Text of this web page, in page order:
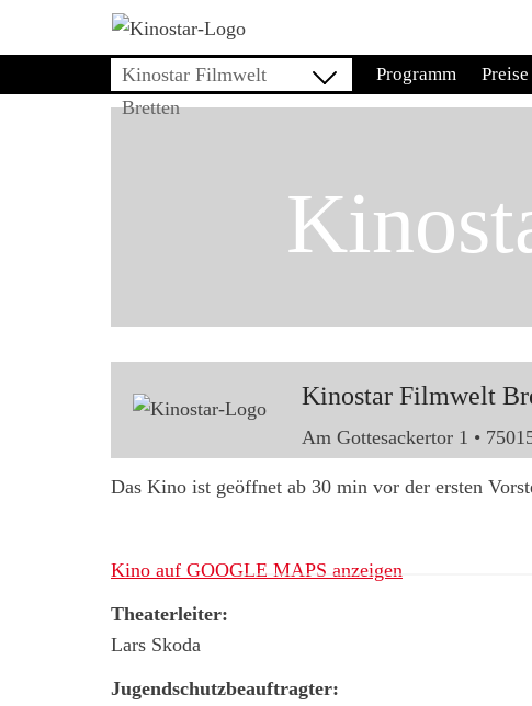
Kinostar Filmwelt
Bretten
Programm Preise
Kinostar Filmwelt
Am Gottesackertor 1 •
Das Kino ist geöffnet ab 30 min vor der ersten
Kino auf GOOGLE MAPS anzeigen
Theaterleiter:
Lars Skoda
Jugendschutzbeauftragter: